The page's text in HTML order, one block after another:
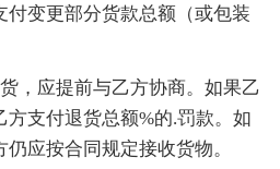
付变更部分货款总额（或包装
，应提前与乙方协商。如果乙
支付退货总额%的.罚款。如
应按合同规定接收货物。